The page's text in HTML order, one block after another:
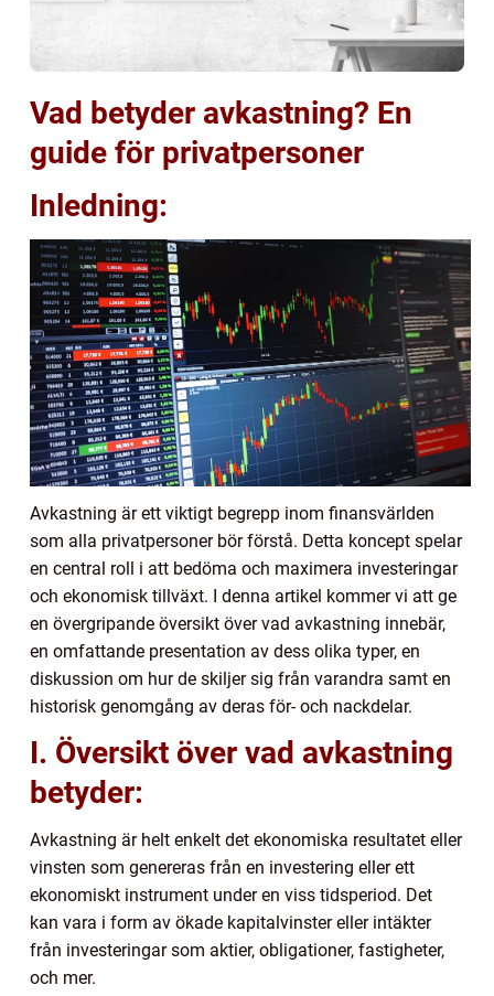
Vad betyder avkastning? En
guide för privatpersoner
Inledning:
Avkastning är ett viktigt begrepp inom finansvärlden
som alla privatpersoner bör förstå. Detta koncept spelar
en central roll i att bedöma och maximera investeringar
och ekonomisk tillväxt. I denna artikel kommer vi att ge
en övergripande översikt över vad avkastning innebär,
en omfattande presentation av dess olika typer, en
diskussion om hur de skiljer sig från varandra samt en
historisk genomgång av deras för- och nackdelar.
I. Översikt över vad avkastning
betyder:
Avkastning är helt enkelt det ekonomiska resultatet eller
vinsten som genereras från en investering eller ett
ekonomiskt instrument under en viss tidsperiod. Det
kan vara i form av ökade kapitalvinster eller intäkter
från investeringar som aktier, obligationer, fastigheter,
och mer.